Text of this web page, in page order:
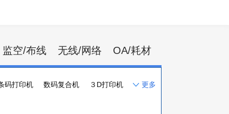
监空/布线 无线/网络 OA/耗材
码打印机 数码复合机
３D打印机
更多